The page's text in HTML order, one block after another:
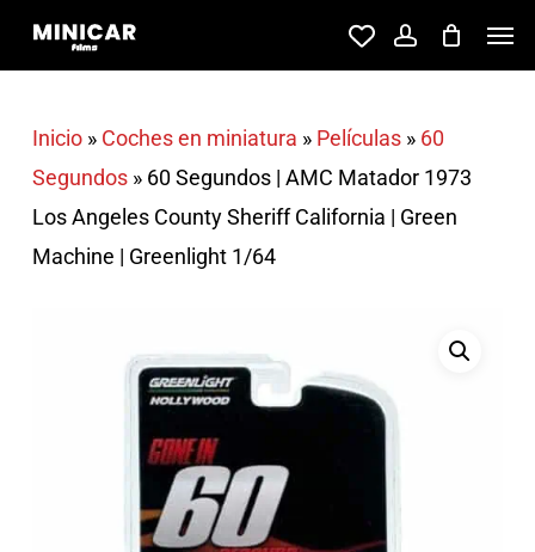
Skip
content
account
Inicio» Coches en miniatura » Películas» 60
Segundos» 60 Segundos | AMC Matador 1973
Los Angeles County Sheriff California | Green
Machine | Greenlight 1/64